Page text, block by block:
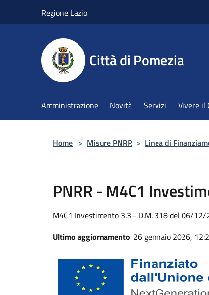
Regione Lazio
Città di Pomezia
Amministrazione Novità Servizi Vivere il
Home > Misure PNRR > Linea di
PNRR - M4C1
M4C1 Investimento 3.3 - D.M. 318 del 06/12/
Ultimo aggiornamento: 26 gennaio 2026,